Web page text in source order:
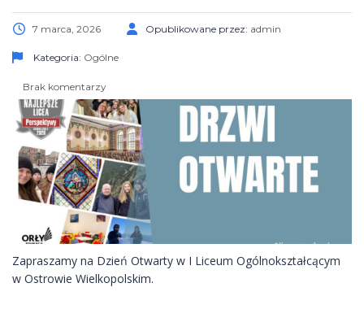
7 marca, 2026 Opublikowane przez: admin
Kategoria: Ogólne
Brak komentarzy
Zapraszamy na Dzień Otwarty w I Liceum Ogólnokształcącym
w Ostrowie Wielkopolskim.